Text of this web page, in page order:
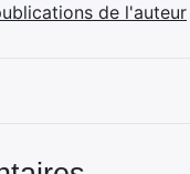
de l'auteur